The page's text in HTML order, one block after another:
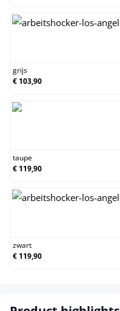
grijs
€ 103,90
taupe
€ 119,90
zwart
€ 119,90